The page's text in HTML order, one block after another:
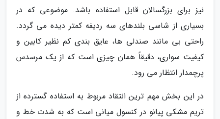
نیز برای بزرگسالان قابل استفاده باشد. موضوعی که در
بسیاری از شاسی بلندهای سه ردیفه کمتر دیده می گردد.
راحتی بی مانند صندلی ها، عایق بندی کم نظیر کابین و
کیفیت سواری، دقیقاً همان چیزی است که از یک مرسدس
پرچمدار انتظار می رود.
در این بخش مهم ترین انتقاد مربوط به استفاده گسترده از
تریم مشکی پیانو در کنسول میانی است که به شدت خط و